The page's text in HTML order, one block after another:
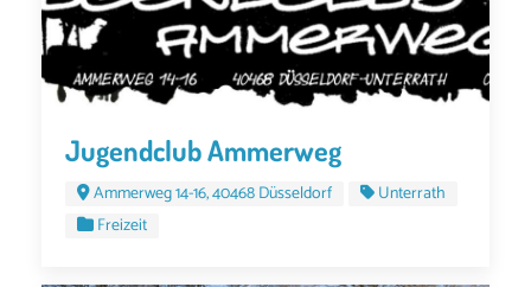
Jugendclub Ammerweg
Ammerweg 14-16, 40468 Düsseldorf
Unterrath
Freizeit